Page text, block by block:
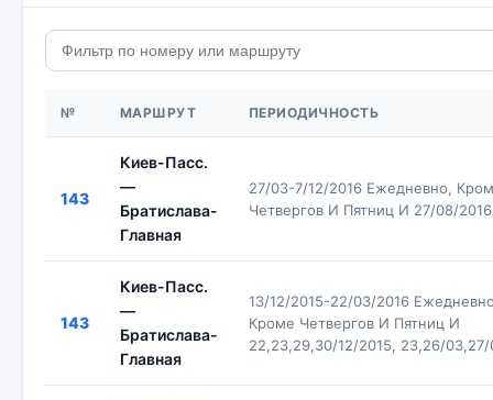
№ МАРШРУТ ПЕРИОДИЧНОСТЬ
143
Киев-Пасс.
—
Братислава-
Главная
27/03-7/12/2016 Ежедневно,
Четвергов И Пятниц И 27/08/2016
143
Киев-Пасс.
—
Братислава-
Главная
13/12/2015-22/03/2016
Кроме Четвергов И Пятниц И
22,23,29,30/12/2015, 23,26/